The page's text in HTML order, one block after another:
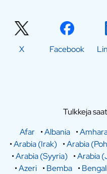
X Facebook
Tulkkeja
Afar •Albania •
•Arabia (Irak) •Arabia
•Arabia (Syyria) •Arabia
•Azeri •Bemba •